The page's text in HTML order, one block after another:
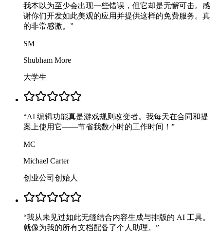
我本以为至少会出现一些错误，但它却是无懈可击。感
谢你们开发如此美观的应用并提供这样的免费服务。真
的非常感激。 ”
SM
Shubham More
大学生
“AI 编辑功能真是游戏规则改变者。我每天在合同和提
案上使用它——节省我数小时的工作时间！ ”
MC
Michael Carter
创业公司创始人
“我从未见过如此无缝结合内容生成与排版的 AI 工具。
就像为我的所有文档配备了个人助理。 ”